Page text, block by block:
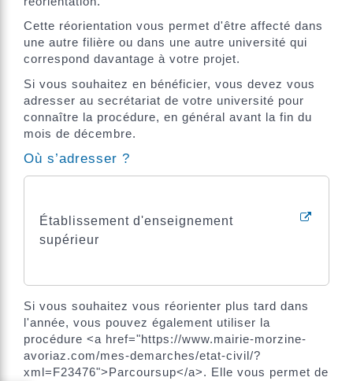
Cette réorientation vous permet d'être affecté dans
une autre filière ou dans une autre université qui
correspond davantage à votre projet.
Si vous souhaitez en bénéficier, vous devez vous
adresser au secrétariat de votre université pour
connaître la procédure, en général avant la fin du
mois de décembre.
Où s’adresser ?
Établissement d'enseignement
supérieur
Si vous souhaitez vous réorienter plus tard dans
l'année, vous pouvez également utiliser la
procédure <a href="https://www.mairie-morzine-
avoriaz.com/mes-demarches/etat-civil/?
xml=F23476">Parcoursup</a>. Elle vous permet de